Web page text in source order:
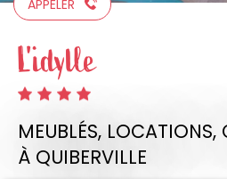
APPELER
L'idylle
MEUBLÉS, LOCATIONS,
À QUIBERVILLE